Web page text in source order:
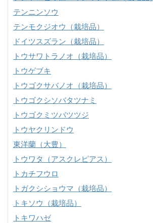
テンニンソウ
テンモクジオウ（栽培品）
ドイツスズラン（栽培品）
トウサワトラノオ（栽培品）
トウゲブキ
トウゴクサバノオ（栽培品）
トウゴクシソバタツナミ
トウゴクミツバツツジ
トウヤクリンドウ
東洋蘭（大豊）
トウワタ（アスクレピアス）
トカチフウロ
トガクシショウマ（栽培品）
トキソウ（栽培品）
トキワハゼ